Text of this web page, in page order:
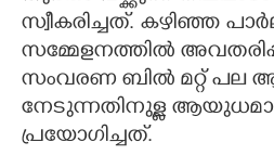
സ്വീകരിച്ചത്. കഴിഞ്ഞ
സമ്മേളനത്തിൽ
സംവരണ ബിൽ മറ്റ് പല
നേടുന്നതിനുള്ള
പ്രയോഗിച്ചത്.